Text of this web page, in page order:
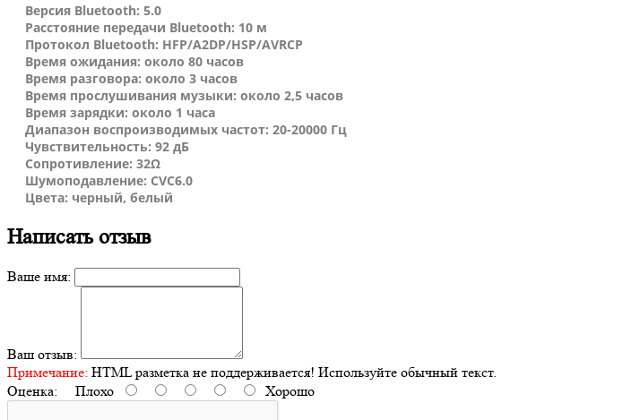
Версия Bluetooth: 5.0
Расстояние передачи Bluetooth: 10 м
Протокол Bluetooth: HFP/A2DP/HSP/AVRCP
Время ожидания: около 80 часов
Время разговора: около 3 часов
Время прослушивания музыки: около 2,5 часов
Время зарядки: около 1 часа
Диапазон воспроизводимых частот: 20-20000 Гц
Чувствительность: 92 дБ
Сопротивление: 32Ω
Шумоподавление: CVC6.0
Цвета: черный, белый
Написать отзыв
Ваше имя:
Ваш отзыв:
Примечание: HTML разметка не поддерживается! Используйте обычный текст.
Оценка: Плохо Хорошо